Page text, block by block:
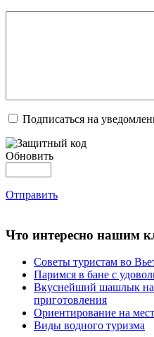
Подписаться на
Обновить
Отправить
Что интересно нашим
Советы туристам во
Паримся в бане с
Вкуснейший шашлык на
приготовления
Ориентирование на
Виды водного туризма